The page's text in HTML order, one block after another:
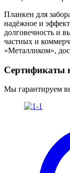
Планкен для
надёжное и
долговечность и
частных и
«Металликом»,
Сертификаты
Мы гарантируем